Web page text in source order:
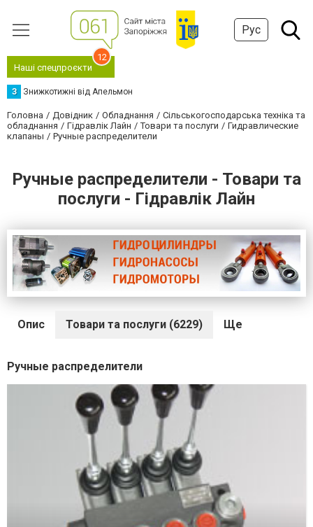
Рус
Наші спецпроєкти
12
З Знижкотижні від Апельмон
Головна Довідник Обладнання
Сільськогосподарська техніка та
обладнання
Гідравлік Лайн Товари та послуги
Гидравлические
клапаны
Ручные распределители
Ручные распределители - Товари та
послуги - Гідравлік Лайн
Опис Товари та послуги (6229) Ще
Ручные распределители